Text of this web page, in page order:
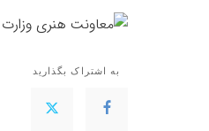
به اشتراک بگذارید